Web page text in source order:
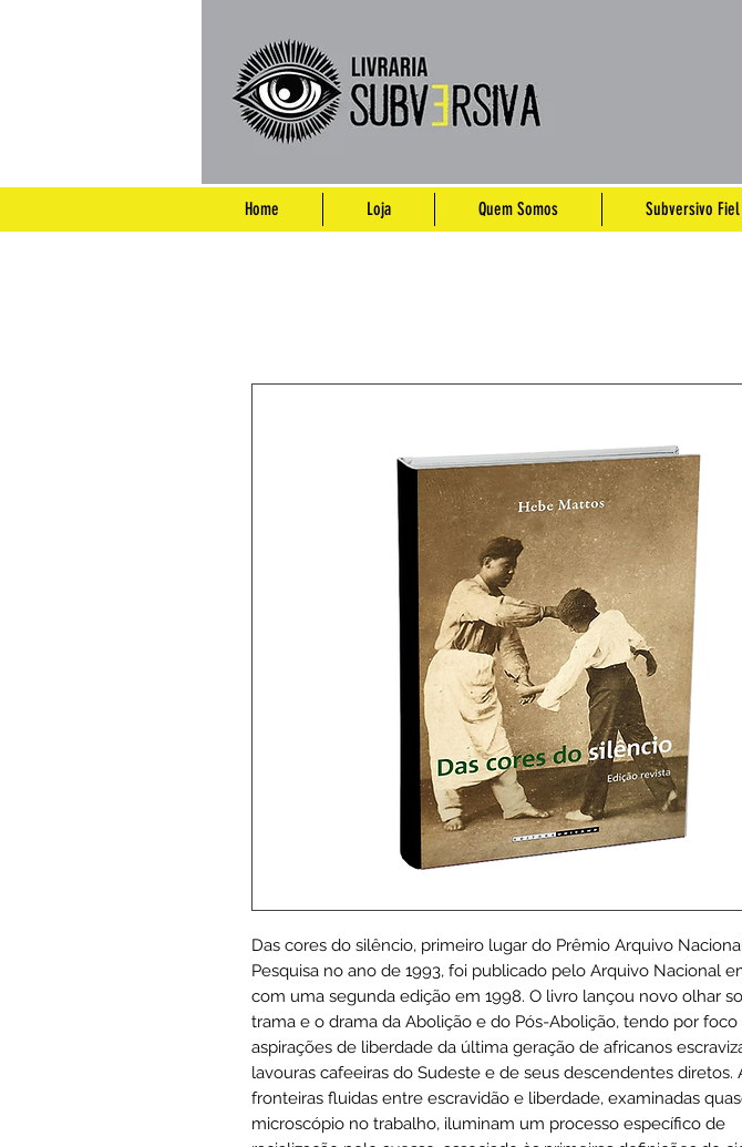
Home Loja Quem Somos Subversivo Fiel
Das cores do silêncio, primeiro lugar do Prêmio Arquivo
Pesquisa no ano de 1993, foi publicado pelo Arquivo Nacional
com uma segunda edição em 1998. O livro lançou novo olhar
trama e o drama da Abolição e do Pós-Abolição, tendo por foco
aspirações de liberdade da última geração de africanos
lavouras cafeeiras do Sudeste e de seus descendentes diretos.
fronteiras fluidas entre escravidão e liberdade, examinadas
microscópio no trabalho, iluminam um processo específico de